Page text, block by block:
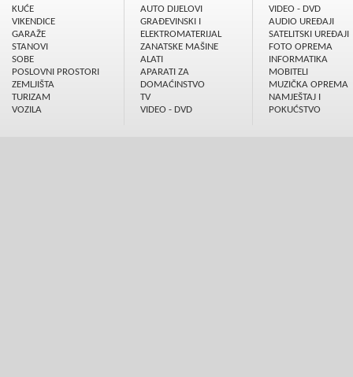
KUĆE
VIKENDICE
GARAŽE
STANOVI
SOBE
POSLOVNI PROSTORI
ZEMLJIŠTA
TURIZAM
VOZILA
AUTO DIJELOVI
GRAÐEVINSKI I
ELEKTROMATERIJAL
ZANATSKE MAŠINE
ALATI
APARATI ZA
DOMAĆINSTVO
TV
VIDEO - DVD
VIDEO - DVD
AUDIO UREÐAJI
SATELITSKI UREÐAJI
FOTO OPREMA
INFORMATIKA
MOBITELI
MUZIČKA OPREMA
NAMJEŠTAJ I
POKUĆSTVO